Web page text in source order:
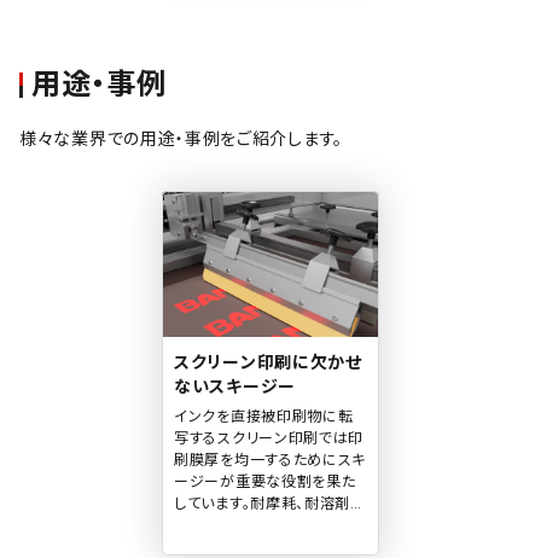
用途・事例
様々な業界での用途・事例をご紹介します。
スクリーン印刷に欠かせ
ないスキージー
インクを直接被印刷物に転
写するスクリーン印刷では印
刷膜厚を均一するためにスキ
ージーが重要な役割を果た
しています。耐摩耗、耐溶剤な